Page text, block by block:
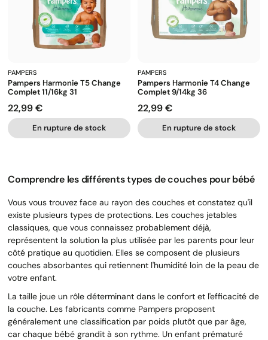
PAMPERS
Pampers Harmonie T5 Change
Complet 11/16kg 31
Prix
22,99 €
En rupture de stock
PAMPERS
Pampers Harmonie T4 Change
Complet 9/14kg 36
Prix
22,99 €
En rupture de stock
Comprendre les différents types de couches pour bébé
Vous vous trouvez face au rayon des couches et constatez qu'il
existe plusieurs types de protections. Les couches jetables
classiques, que vous connaissez probablement déjà,
représentent la solution la plus utilisée par les parents pour leur
côté pratique au quotidien. Elles se composent de plusieurs
couches absorbantes qui retiennent l'humidité loin de la peau de
votre enfant.
La taille joue un rôle déterminant dans le confort et l'efficacité de
la couche. Les fabricants comme Pampers proposent
généralement une classification par poids plutôt que par âge,
car chaque bébé grandit à son rythme. Un enfant prématuré